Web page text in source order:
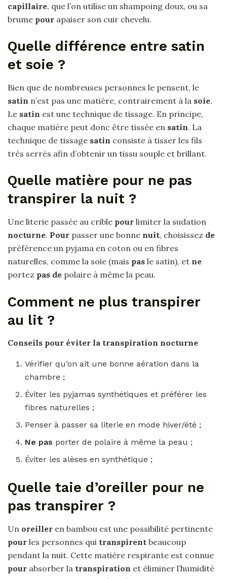
capillaire, que l’on utilise un shampoing doux, ou sa
brume pour apaiser son cuir chevelu.
Quelle différence entre satin
et soie ?
Bien que de nombreuses personnes le pensent, le
satin n’est pas une matière, contrairement à la soie.
Le satin est une technique de tissage. En principe,
chaque matière peut donc être tissée en satin. La
technique de tissage satin consiste à tisser les fils
très serrés afin d’obtenir un tissu souple et brillant.
Quelle matière pour ne pas
transpirer la nuit ?
Une literie passée au crible pour limiter la sudation
nocturne. Pour passer une bonne nuit, choisissez de
préférence un pyjama en coton ou en fibres
naturelles, comme la soie (mais pas le satin), et ne
portez pas de polaire à même la peau.
Comment ne plus transpirer
au lit ?
Conseils pour éviter la transpiration nocturne
Vérifier qu’on ait une bonne aération dans la
chambre ;
Éviter les pyjamas synthétiques et préférer les
fibres naturelles ;
Penser à passer sa literie en mode hiver/été ;
Ne pas porter de polaire à même la peau ;
Éviter les alèses en synthétique ;
Quelle taie d’oreiller pour ne
pas transpirer ?
Un oreiller en bambou est une possibilité pertinente
pour les personnes qui transpirent beaucoup
pendant la nuit. Cette matière respirante est connue
pour absorber la transpiration et éliminer l’humidité